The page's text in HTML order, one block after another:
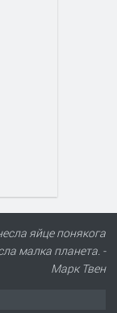
яйце понякога
малка планета. -
Марк Твен